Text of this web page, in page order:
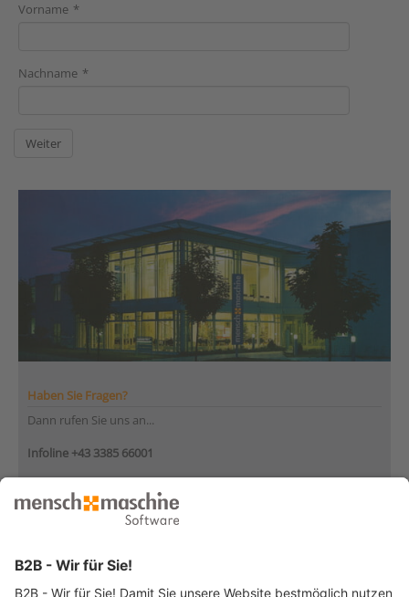
Vorname
Nachname
Haben Sie Fragen?
Dann rufen Sie uns an...
Infoline +43 3385 66001
von 08:30 bis 12:00 Uhr
und 12:30 bis 17:00 Uhr
von 08:30 bis 12:30 Uhr